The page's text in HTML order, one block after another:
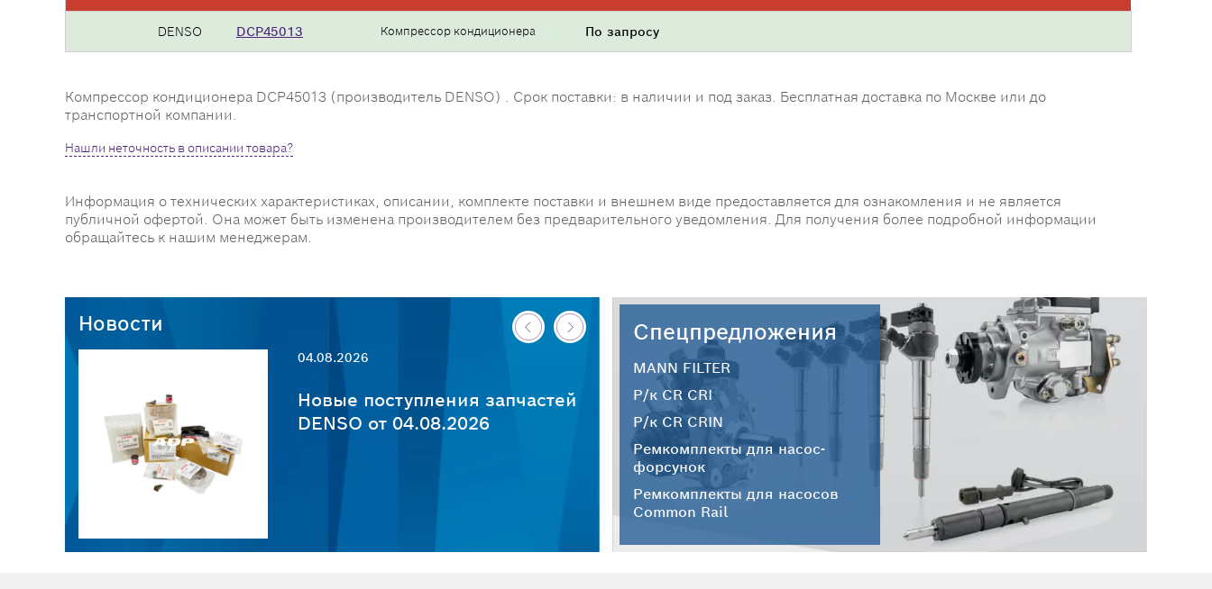
DENSO DCP45013 Компрессор кондиционера По запросу
Компрессор кондиционера DCP45013 (производитель DENSO) . Срок поставки: в наличии и под заказ. Бесплатная доставка по Москве или до
транспортной компании.
Нашли неточность в описании товара?
Информация о технических характеристиках, описании, комплекте поставки и внешнем виде предоставляется для ознакомления и не является
публичной офертой. Она может быть изменена производителем без предварительного уведомления. Для получения более подробной информации
обращайтесь к нашим менеджерам.
Новости
04.08.2026
Новые поступления запчастей
DENSO от 04.08.2026
30.07.2026
Новые поступления запчастей
HC-CARGO от 30.07.2026
Спецпредложения
MANN FILTER
Р/к CR CRI
Р/к CR CRIN
Ремкомплекты для насос-
форсунок
Ремкомплекты для насосов
Common Rail